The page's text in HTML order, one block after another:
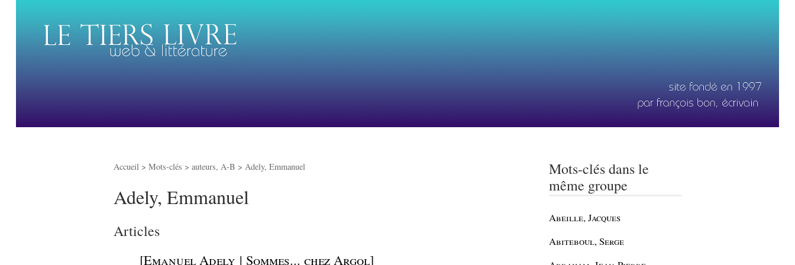
Accueil > Mots-clés > auteurs, A-B > Adely, Emmanuel
Adely, Emmanuel
Articles
[Emanuel Adely | Sommes... chez Argol]
Mots-clés dans le
même groupe
Abeille, Jacques
Abiteboul, Serge